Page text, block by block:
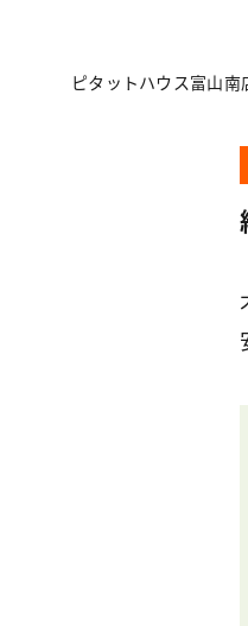
ピタットハウス富山南